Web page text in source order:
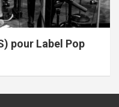
pour Label Pop